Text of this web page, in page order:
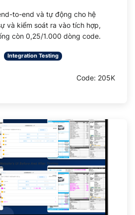
to-end và tự động cho hệ
và kiểm soát ra vào tích hợp,
còn 0,25/1.000 dòng code.
Integration Testing
Code: 205K